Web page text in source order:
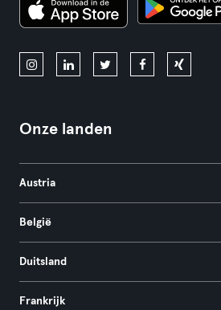
Onze landen
Austria
België
Duitsland
Frankrijk